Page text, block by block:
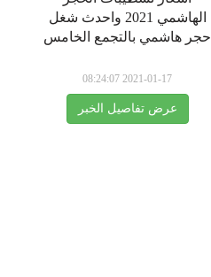
الهاشمي 2021 واحدث شغل
حجر هاشمي بالتجمع الخامس
2021-01-17 08:24:07
عرض تفاصيل الخبر